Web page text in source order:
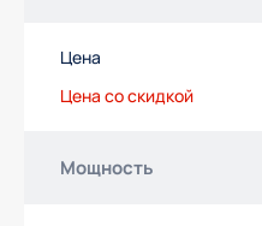
Цена
Цена со скидкой
Мощность